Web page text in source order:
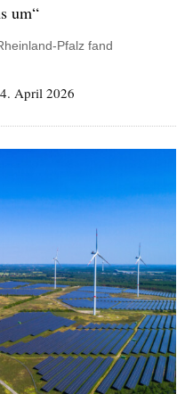
um“
Pfalz fand
April 2026